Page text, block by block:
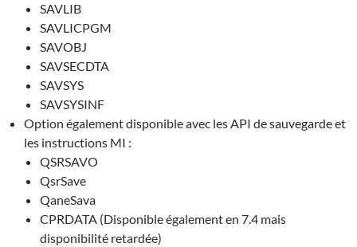
SAVLIB
SAVLICPGM
SAVOBJ
SAVSECDTA
SAVSYS
SAVSYSINF
Option également disponible avec les API de sauvegarde et
les instructions MI :
QSRSAVO
QsrSave
QaneSava
CPRDATA (Disponible également en 7.4 mais
disponibilité retardée)